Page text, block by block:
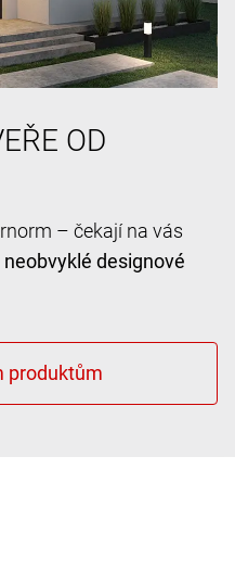
OD
– čekají na vás
neobvyklé designové